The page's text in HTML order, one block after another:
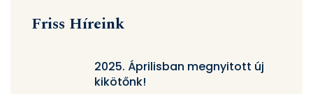
Friss Híreink
2025. Áprilisban megnyitott új
kikötőnk!